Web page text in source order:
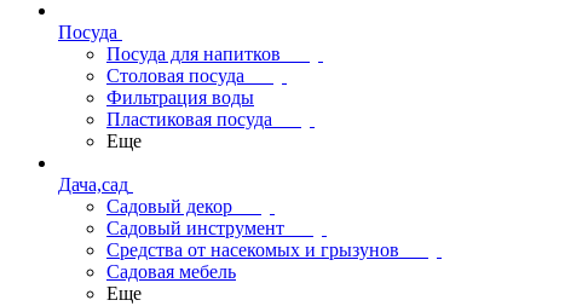
Посуда
Посуда для напитков
Столовая посуда
Фильтрация воды
Пластиковая посуда
Еще
Дача,сад
Садовый декор
Садовый инструмент
Средства от насекомых и грызунов
Садовая мебель
Еще